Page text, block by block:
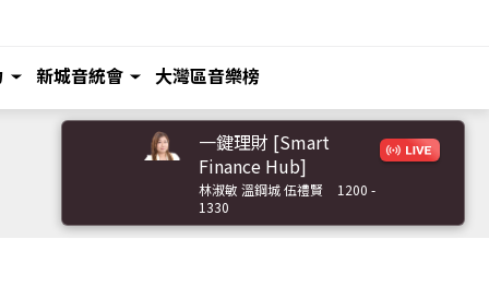
新城音統會 大灣區音樂榜
一鍵理財 [Smart
Finance Hub]
林淑敏 溫鋼城 伍禮賢
1200 -
1330